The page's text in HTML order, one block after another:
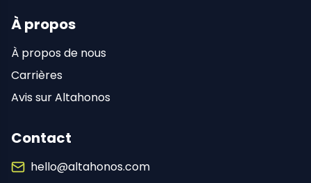
À propos
À propos de nous
Carrières
Avis sur Altahonos
Contact
hello@altahonos.com